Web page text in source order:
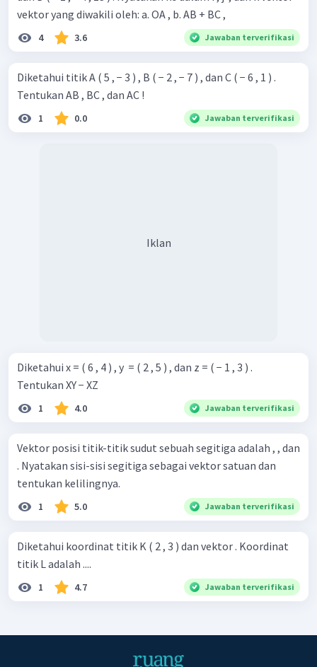
vektor yang diwakili oleh: a. OA , b. AB + BC ,
4 3.6 Jawaban terverifikasi
Diketahui titik A ( 5 , − 3 ) , B ( − 2 , − 7 ) , dan C ( − 6 , 1 ) .
Tentukan AB , BC , dan AC !
1 0.0 Jawaban terverifikasi
Iklan
Diketahui x = ( 6 , 4 ) , y ​ = ( 2 , 5 ) , dan z = ( − 1 , 3 ) .
Tentukan XY − XZ
1 4.0 Jawaban terverifikasi
Vektor posisi titik-titik sudut sebuah segitiga adalah , , dan
. Nyatakan sisi-sisi segitiga sebagai vektor satuan dan
tentukan kelilingnya.
1 5.0 Jawaban terverifikasi
Diketahui koordinat titik K ( 2 , 3 ) dan vektor . Koordinat
titik L adalah ....
1 4.7 Jawaban terverifikasi